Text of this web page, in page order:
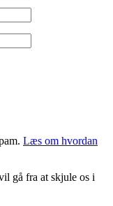
Læs om hvordan
gå fra at skjule os i